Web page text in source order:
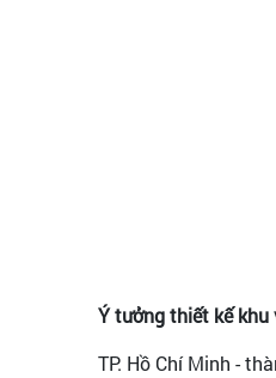
Ý tưởng thiết kế
TP. Hồ Chí Minh -